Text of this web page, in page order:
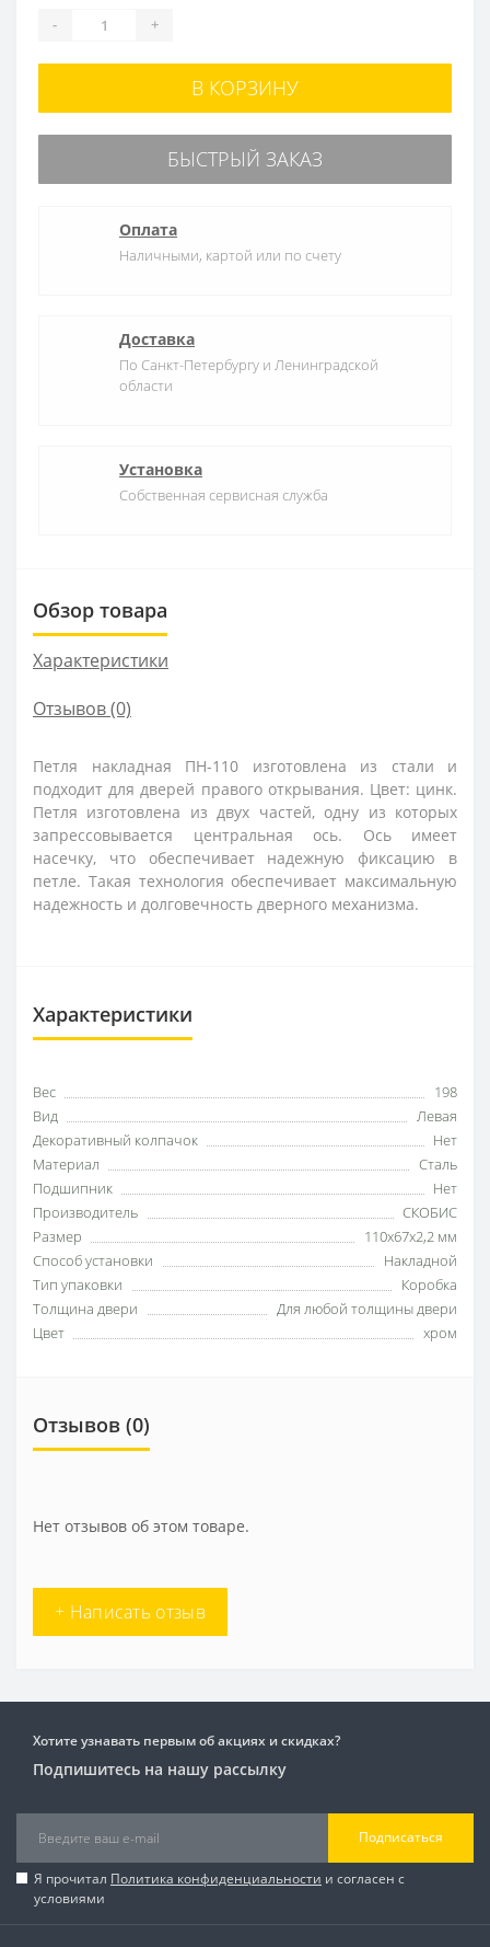
- +
В КОРЗИНУ
БЫСТРЫЙ ЗАКАЗ
Оплата
Наличными, картой или по счету
Доставка
По Санкт-Петербургу и Ленинградской
области
Установка
Собственная сервисная служба
Обзор товара
Характеристики
Отзывов (0)
Петля накладная ПН-110 изготовлена из стали и
подходит для дверей правого открывания. Цвет: цинк.
Петля изготовлена из двух частей, одну из которых
запрессовывается центральная ось. Ось имеет
насечку, что обеспечивает надежную фиксацию в
петле. Такая технология обеспечивает максимальную
надежность и долговечность дверного механизма.
Характеристики
Вес
198
Вид
Левая
Декоративный колпачок
Нет
Материал
Сталь
Подшипник
Нет
Производитель
СКОБИС
Размер
110x67x2,2 мм
Способ установки
Накладной
Тип упаковки
Коробка
Толщина двери
Для любой толщины двери
Цвет
хром
Отзывов (0)
Нет отзывов об этом товаре.
+ Написать отзыв
Хотите узнавать первым об акциях и скидках?
Подпишитесь на нашу рассылку
Подписаться
Я прочитал Политика конфиденциальности и согласен с
условиями